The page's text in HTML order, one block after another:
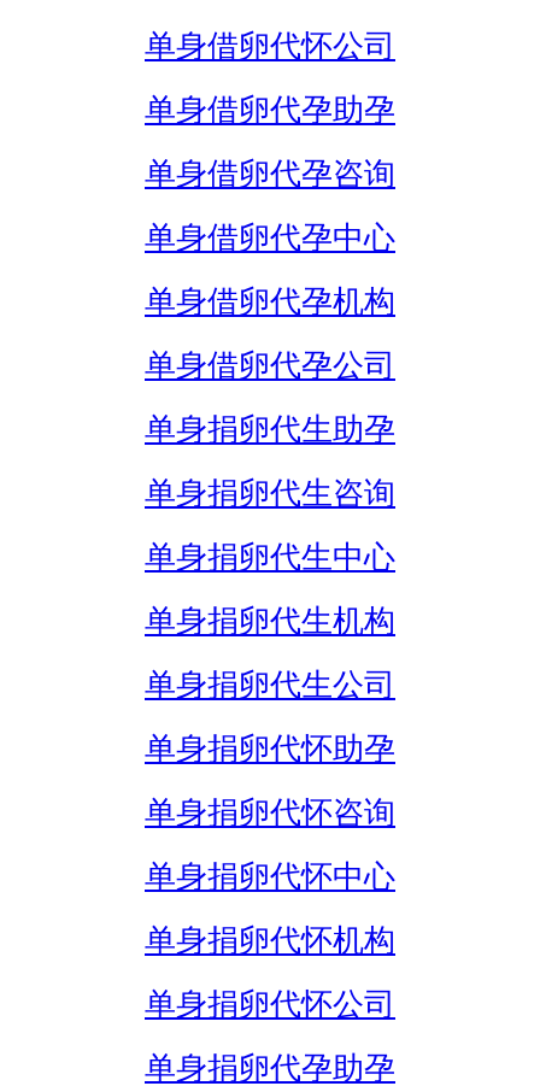
单身借卵代怀公司
单身借卵代孕助孕
单身借卵代孕咨询
单身借卵代孕中心
单身借卵代孕机构
单身借卵代孕公司
单身捐卵代生助孕
单身捐卵代生咨询
单身捐卵代生中心
单身捐卵代生机构
单身捐卵代生公司
单身捐卵代怀助孕
单身捐卵代怀咨询
单身捐卵代怀中心
单身捐卵代怀机构
单身捐卵代怀公司
单身捐卵代孕助孕